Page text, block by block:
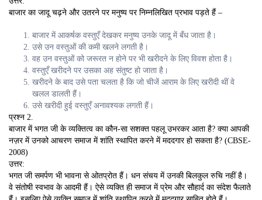
बाजार का जादू चढ़ने और उतरने पर मनुष्य पर निम्नलिखित प्रभाव पड़ते हैं –
बाजार में आकर्षक वस्तुएँ देखकर मनुष्य उनके जादू में बँध जाता है।
उसे उन वस्तुओं की कमी खलने लगती है।
वह उन वस्तुओं को जरूरत न होने पर भी खरीदने के लिए विवश होता है।
वस्तुएँ खरीदने पर उसका अह संतुष्ट हो जाता है।
खरीदने के बाद उसे पता चलता है कि जो चीजें आराम के लिए खरीदी थीं वे
खलल डालती हैं।
उसे खरीदी हुई वस्तुएँ अनावश्यक लगती हैं।
प्रश्न 2.
बाजार में भगत जी के व्यक्तित्व का कौन-सा सशक्त पहलू उभरकर आता है? क्या आपकी
नज़र में उनको आचरण समाज में शांति स्थापित करने में मददगार हो सकता है? (CBSE-
2008)
उत्तर:
भगत जी समर्पण भी भावना से ओतप्रोत हैं। धन संचय में उनकी बिलकुल रुचि नहीं है।
वे संतोषी स्वभाव के आदमी हैं। ऐसे व्यक्ति ही समाज में प्रेम और सौहार्द का संदेश फैलाते